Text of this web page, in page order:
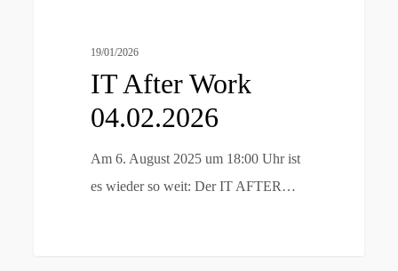
19/01/2026
IT After Work
04.02.2026
Am 6. August 2025 um 18:00 Uhr ist
es wieder so weit: Der IT AFTER…